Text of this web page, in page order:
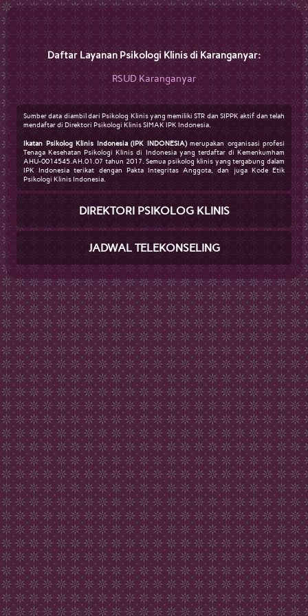
Daftar Layanan Psikologi Klinis di Karanganyar:
RSUD Karanganyar
Sumber data diambil dari Psikolog Klinis yang memiliki STR dan SIPPK aktif dan telah
mendaftar di Direktori Psikologi Klinis SIMAK IPK Indonesia.
Ikatan Psikolog Klinis Indonesia (IPK INDONESIA)merupakan organisasi profesi
Tenaga Kesehatan Psikologi Klinis di Indonesia yang terdaftar di Kemenkumham
AHU-0014545.AH.01.07 tahun 2017. Semua psikolog klinis yang tergabung dalam
IPK Indonesia terikat dengan Pakta Integritas Anggota, dan juga Kode Etik
Psikologi Klinis Indonesia.
DIREKTORI PSIKOLOG KLINIS
JADWAL TELEKONSELING